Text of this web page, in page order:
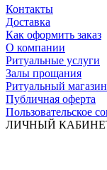
Контакты
Доставка
Как оформить заказ
О компании
Ритуальные услуги
Залы прощания
Ритуальный
Публичная оферта
Пользовательское
ЛИЧНЫЙ